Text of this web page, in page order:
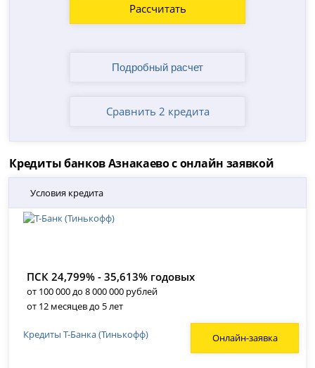
Рассчитать
Сравнить 2 кредита
Кредиты банков Азнакаево с онлайн заявкой
Условия кредита
ПСК 24,799% - 35,613% годовых
от 100 000 до 8 000 000 рублей
от 12 месяцев до 5 лет
Онлайн-заявка
Кредиты Т-Банка (Тинькофф)